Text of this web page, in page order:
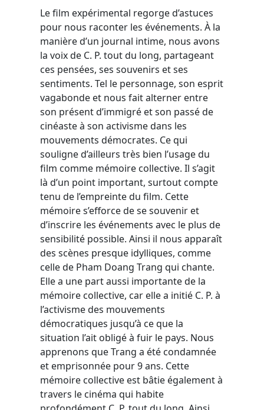
Le film expérimental regorge d’astuces
pour nous raconter les événements. À la
manière d’un journal intime, nous avons
la voix de C. P. tout du long, partageant
ces pensées, ses souvenirs et ses
sentiments. Tel le personnage, son esprit
vagabonde et nous fait alterner entre
son présent d’immigré et son passé de
cinéaste à son activisme dans les
mouvements démocrates. Ce qui
souligne d’ailleurs très bien l’usage du
film comme mémoire collective. Il s’agit
là d’un point important, surtout compte
tenu de l’empreinte du film. Cette
mémoire s’efforce de se souvenir et
d’inscrire les événements avec le plus de
sensibilité possible. Ainsi il nous apparaît
des scènes presque idylliques, comme
celle de Pham Doang Trang qui chante.
Elle a une part aussi importante de la
mémoire collective, car elle a initié C. P. à
l’activisme des mouvements
démocratiques jusqu’à ce que la
situation l’ait obligé à fuir le pays. Nous
apprenons que Trang a été condamnée
et emprisonnée pour 9 ans. Cette
mémoire collective est bâtie également à
travers le cinéma qui habite